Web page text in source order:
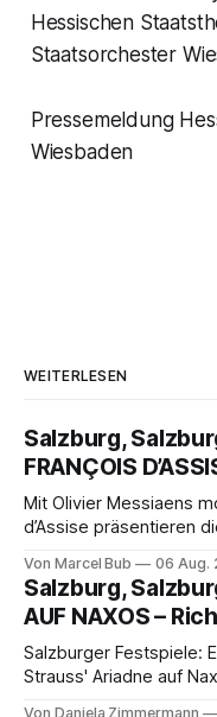
Hessischen
Staatsorchester
Pressemeldung
Wiesbaden
WEITERLESEN
Salzburg,
FRANÇOIS
Mit Olivier Messiaens
d’Assise präsentieren
eine bildgewaltige
die komplexe Partitur
Franziskus.
Von Marcel Bub 06 Aug.
Salzburg,
AUF NAXOS –
Salzburger Festspiele:
Strauss' Ariadne auf
Von Daniela Zimmermann